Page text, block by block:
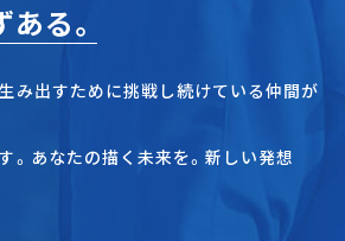
る。
み出すために挑戦し続けている仲間が
。あなたの描く未来を。新しい発想